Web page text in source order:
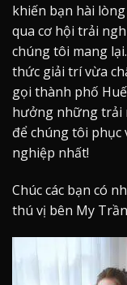
khiến bạn hài
qua cơ hội trải
chúng tôi mang
thức giải trí vừa
gọi thành phố
hưởng những trải
để chúng tôi phục
nghiệp nhất!
Chúc các bạn có
thú vị bên My